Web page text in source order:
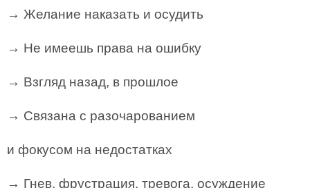
→ Желание наказать и осудить
→ Не имеешь права на ошибку
→ Взгляд назад, в прошлое
→ Связана с разочарованием
и фокусом на недостатках
→ Гнев, фрустрация, тревога, осуждение